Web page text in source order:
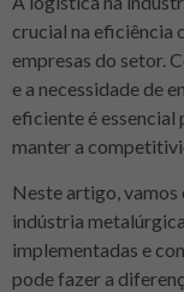
crucial na eficiência
empresas do setor.
e a necessidade de
eficiente é essencial
manter a
Neste artigo,
indústria
implementadas e
pode fazer a